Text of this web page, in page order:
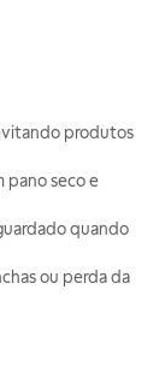
produtos
pano seco e
quando
ou perda da